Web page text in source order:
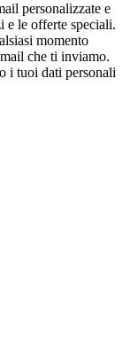
personalizzate e
e le offerte speciali.
momento
che ti inviamo.
i tuoi dati personali